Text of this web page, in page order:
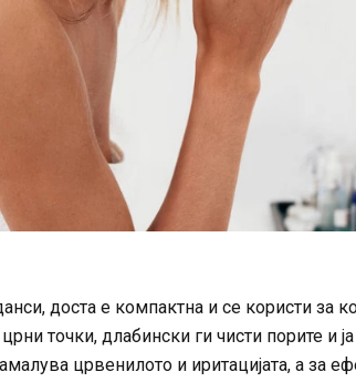
доста е компактна и се користи за
точки, длабински ги чисти порите и
црвенилото и иритацијата, а за